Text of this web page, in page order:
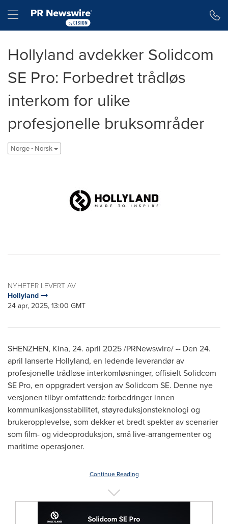
Hamburger menu
Hollyland avdekker Solidcom
SE Pro: Forbedret trådløs
interkom for ulike
profesjonelle bruksområder
Norge - Norsk
NYHETER LEVERT AV
Hollyland
24 apr, 2025, 13:00 GMT
SHENZHEN, Kina, 24. april 2025/PRNewswire/ -- Den 24.
april lanserte Hollyland, en ledende leverandør av
profesjonelle trådløse interkomløsninger, offisielt Solidcom
SE Pro, en oppgradert versjon av Solidcom SE. Denne nye
versjonen tilbyr omfattende forbedringer innen
kommunikasjonsstabilitet, støyreduksjonsteknologi og
brukeropplevelse, som dekker et bredt spekter av scenarier
som film- og videoproduksjon, små live-arrangementer og
maritime operasjoner.
Continue Reading